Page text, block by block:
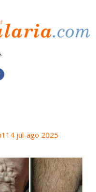
jul-ago 2025